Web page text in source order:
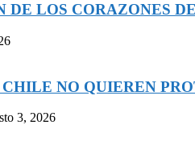
DE LOS CORAZONES
NO QUIEREN
3, 2026